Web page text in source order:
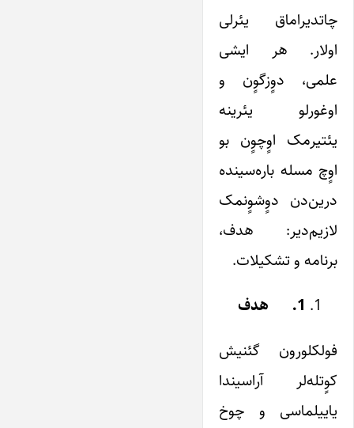
چاتدیراماق یئرلی
اولار. هر ایشی
علمی، دوٍزگوٍن و
اوغورلو یئرینه
یئتیرمک اوٍچوٍن بو
اوٍچ مسله باره‌سینده
درین‌دن دوٍشوٍنمک
لازیم‌دیر: هدف،
برنامه و تشکیلات.
1.
هدف
فولکلورون گئنیش
کوٍتله‌لر آراسیندا
یاییلماسی و چوخ